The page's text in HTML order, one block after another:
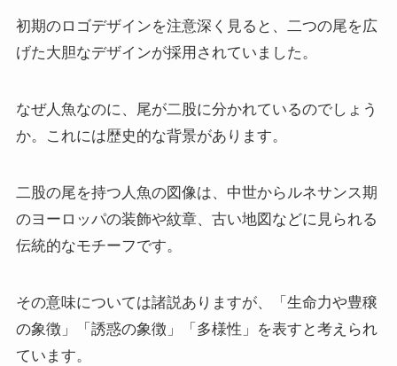
初期のロゴデザインを注意深く見ると、二つの尾を広
げた大胆なデザインが採用されていました。
なぜ人魚なのに、尾が二股に分かれているのでしょう
か。これには歴史的な背景があります。
二股の尾を持つ人魚の図像は、中世からルネサンス期
のヨーロッパの装飾や紋章、古い地図などに見られる
伝統的なモチーフです。
その意味については諸説ありますが、「生命力や豊穣
の象徴」「誘惑の象徴」「多様性」を表すと考えられ
ています。